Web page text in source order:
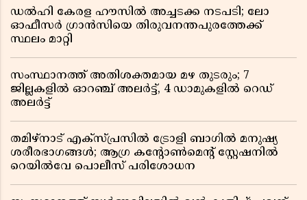
ഡൽഹി കേരള ഹൗസിൽ അച്ചടക്ക നടപടി; ലോ
ഓഫീസർ ഗ്രാൻസിയെ തിരുവനന്തപുരത്തേക്ക്
സ്ഥലം മാറ്റി
സംസ്ഥാനത്ത് അതിശക്തമായ മഴ തുടരും; 7
ജില്ലകളിൽ ഓറഞ്ച് അലർട്ട്, 4 ഡാമുകളിൽ റെഡ്
അലർട്ട്
തമിഴ്‌നാട് എക്സ്പ്രസിൽ ട്രോളി ബാഗിൽ മനുഷ്യ
ശരീരഭാഗങ്ങൾ; ആഗ്ര കൻ്റോൺമെൻ്റ് സ്റ്റേഷനിൽ
റെയിൽവേ പൊലീസ് പരിശോധന